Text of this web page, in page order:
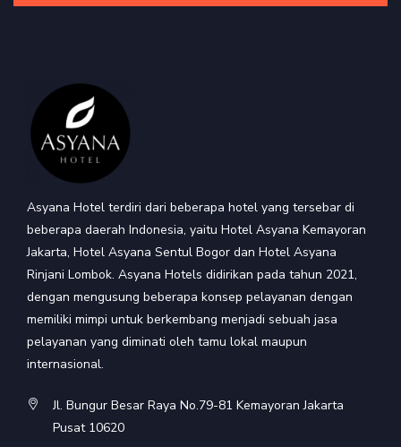
Asyana Hotel terdiri dari beberapa hotel yang tersebar di
beberapa daerah Indonesia, yaitu Hotel Asyana Kemayoran
Jakarta, Hotel Asyana Sentul Bogor dan Hotel Asyana
Rinjani Lombok. Asyana Hotels didirikan pada tahun 2021,
dengan mengusung beberapa konsep pelayanan dengan
memiliki mimpi untuk berkembang menjadi sebuah jasa
pelayanan yang diminati oleh tamu lokal maupun
internasional.
Jl. Bungur Besar Raya No.79-81 Kemayoran Jakarta
Pusat 10620